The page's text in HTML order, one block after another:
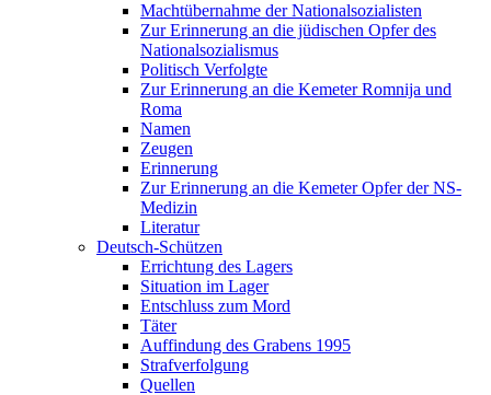
Machtübernahme der Nationalsozialisten
Zur Erinnerung an die jüdischen Opfer des
Nationalsozialismus
Politisch Verfolgte
Zur Erinnerung an die Kemeter Romnija und
Roma
Namen
Zeugen
Erinnerung
Zur Erinnerung an die Kemeter Opfer der NS-
Medizin
Literatur
Deutsch-Schützen
Errichtung des Lagers
Situation im Lager
Entschluss zum Mord
Täter
Auffindung des Grabens 1995
Strafverfolgung
Quellen